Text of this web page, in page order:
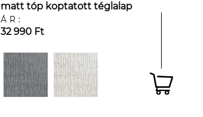
matt tóp koptatott téglalap
mintával
ÁR:
32 990 Ft